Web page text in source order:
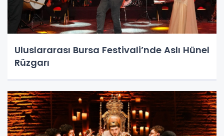
Uluslararası Bursa Festivali’nde Aslı Hünel
Rüzgarı